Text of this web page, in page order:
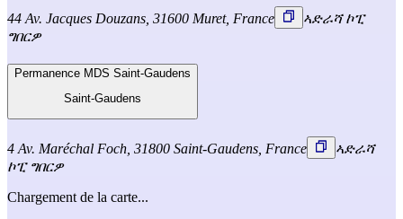
44 Av. Jacques Douzans, 31600 Muret, France
ኣድራሻ ኮፒ
ግበርዎ
Permanence MDS Saint-Gaudens
Saint-Gaudens
4 Av. Maréchal Foch, 31800 Saint-Gaudens, France
ኣድራሻ
ኮፒ ግበርዎ
Chargement de la carte...